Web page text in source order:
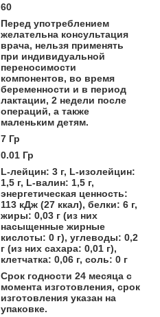
60
Перед употреблением
желательна консультация
врача, нельзя применять
при индивидуальной
переносимости
компонентов, во время
беременности и в период
лактации, 2 недели после
операций, а также
маленьким детям.
7 Гр
0.01 Гр
L-лейцин: 3 г, L-изолейцин:
1,5 г, L-валин: 1,5 г,
энергетическая ценность:
113 кДж (27 ккал), белки: 6 г,
жиры: 0,03 г (из них
насыщенные жирные
кислоты: 0 г), углеводы: 0,2
г (из них сахара: 0,01 г),
клетчатка: 0,06 г, соль: 0 г
Срок годности 24 месяца с
момента изготовления, срок
изготовления указан на
упаковке.